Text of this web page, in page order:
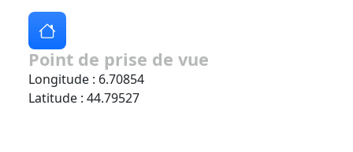
Point de prise de vue
Longitude : 6.70854
Latitude : 44.79527